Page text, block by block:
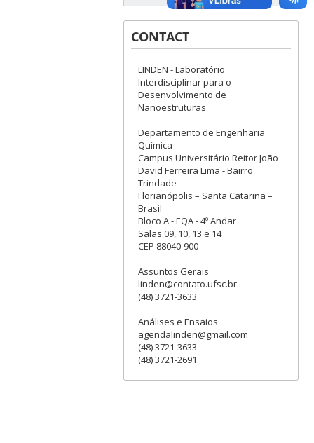
CONTACT
LINDEN - Laboratório
Interdisciplinar para o
Desenvolvimento de
Nanoestruturas
Departamento de Engenharia
Química
Campus Universitário Reitor João
David Ferreira Lima - Bairro
Trindade
Florianópolis – Santa Catarina –
Brasil
Bloco A - EQA - 4º Andar
Salas 09, 10, 13 e 14
CEP 88040-900
Assuntos Gerais
linden@contato.ufsc.br
(48) 3721-3633
Análises e Ensaios
agendalinden@gmail.com
(48) 3721-3633
(48) 3721-2691